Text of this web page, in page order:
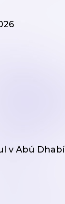
v Abú Dhabí